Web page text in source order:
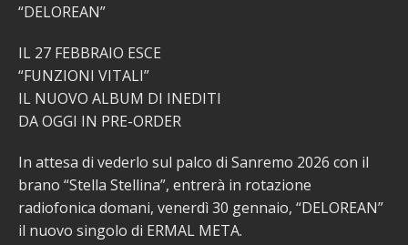
“DELOREAN”
IL 27 FEBBRAIO ESCE
“FUNZIONI VITALI”
IL NUOVO ALBUM DI INEDITI
DA OGGI IN PRE-ORDER
In attesa di vederlo sul palco di Sanremo 2026 con il
brano “Stella Stellina”, entrerà in rotazione
radiofonica domani, venerdì 30 gennaio, “DELOREAN”
il nuovo singolo di ERMAL META.